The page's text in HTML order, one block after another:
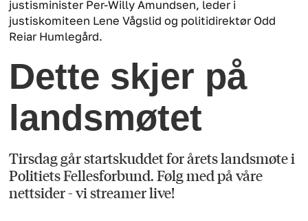
justisminister Per-Willy Amundsen, leder i
justiskomiteen Lene Vågslid og politidirektør Odd
Reiar Humlegård.
Dette skjer på
landsmøtet
Tirsdag går startskuddet for årets landsmøte i
Politiets Fellesforbund. Følg med på våre
nettsider - vi streamer live!